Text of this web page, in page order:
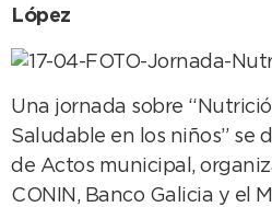
López
Una jornada sobre
Saludable en los niños” se
de Actos municipal,
CONIN, Banco Galicia y el